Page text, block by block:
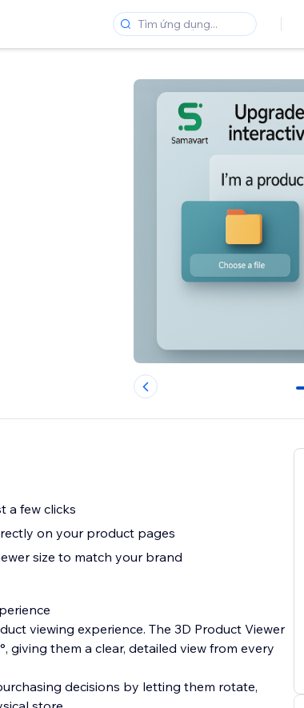
0
a few clicks
on your product pages
size to match your brand
viewing experience. The 3D Product Viewer
them a clear, detailed view from every
decisions by letting them rotate,